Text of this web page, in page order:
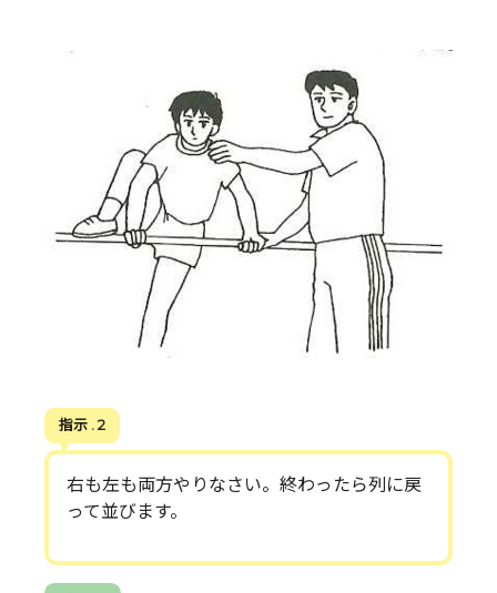
指示 . 2
右も左も両方やりなさい。終わったら列に戻
って並びます。